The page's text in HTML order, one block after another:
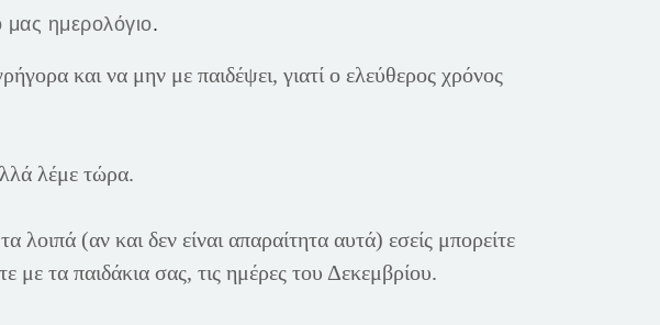
μας ημερολόγιο.
και να μην με παιδέψει, γιατί ο ελεύθερος χρόνος
λέμε τώρα.
(αν και δεν είναι απαραίτητα αυτά) εσείς μπορείτε
με τα παιδάκια σας, τις ημέρες του Δεκεμβρίου.